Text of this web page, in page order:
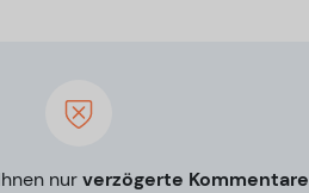
nurverzögerte Kommentare